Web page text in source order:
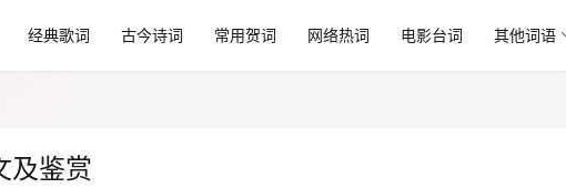
经典歌词 古今诗词 常用贺词 网络热词 电影台词 其他词语
及鉴赏